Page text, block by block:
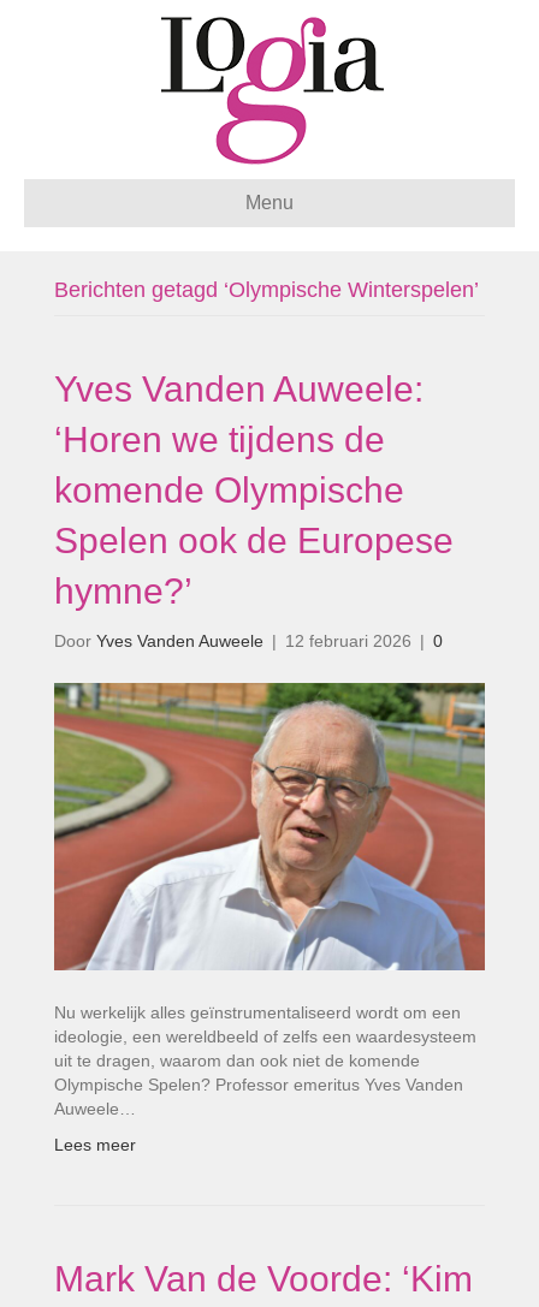
Menu
Berichten getagd ‘Olympische Winterspelen’
Yves Vanden Auweele:
‘Horen we tijdens de
komende Olympische
Spelen ook de Europese
hymne?’
Door Yves Vanden Auweele | 12 februari 2026 | 0
Nu werkelijk alles geïnstrumentaliseerd wordt om een
ideologie, een wereldbeeld of zelfs een waardesysteem
uit te dragen, waarom dan ook niet de komende
Olympische Spelen? Professor emeritus Yves Vanden
Auweele…
Lees meer
Mark Van de Voorde: ‘Kim